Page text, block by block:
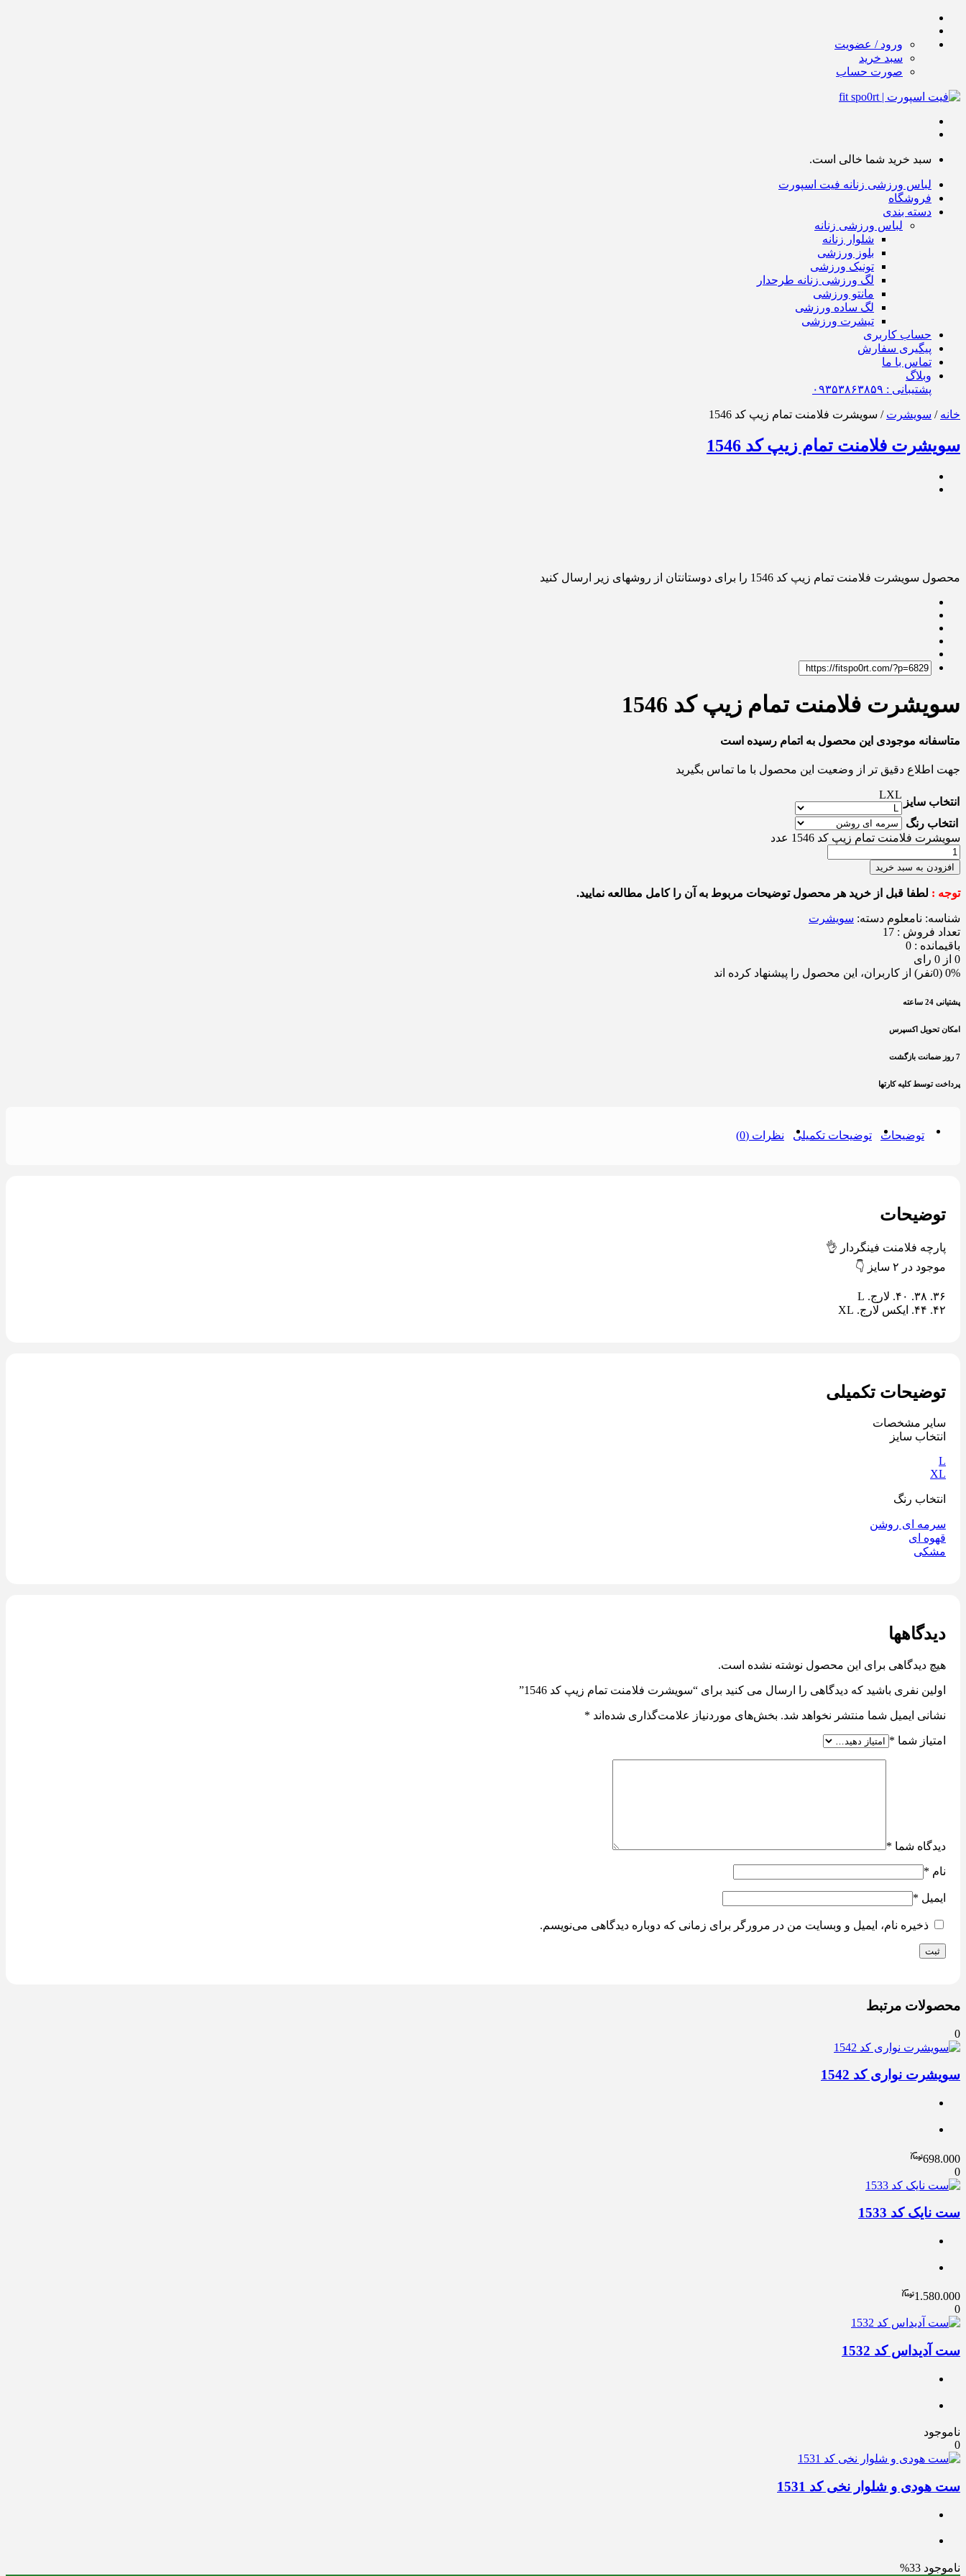
ورود / عضویت
سبد خرید
صورت حساب
سبد خرید شما خالی است.
لباس ورزشی زنانه فیت اسپورت
فروشگاه
دسته بندی
لباس ورزشی زنانه
شلوار زنانه
بلوز ورزشی
تونیک ورزشی
لگ ورزشی زنانه طرحدار
مانتو ورزشی
لگ ساده ورزشی
تیشرت ورزشی
حساب کاربری
پیگیری سفارش
تماس با ما
وبلاگ
پشتیبانی : ٠٩٣۵٣٨۶٣٨۵٩
خانه / سویشرت / سویشرت فلامنت تمام زیپ کد 1546
سویشرت فلامنت تمام زیپ کد 1546
محصول سویشرت فلامنت تمام زیپ کد 1546 را برای دوستانتان از روشهای زیر ارسال کنید
سویشرت فلامنت تمام زیپ کد 1546
متاسفانه موجودی این محصول به اتمام رسیده است
جهت اطلاع دقیق تر از وضعیت این محصول با ما تماس بگیرید
انتخاب سایز
LXL
انتخاب رنگ
سویشرت فلامنت تمام زیپ کد 1546 عدد
افزودن به سبد خرید
توجه : لطفا قبل از خرید هر محصول توضیحات مربوط به آن را کامل مطالعه نمایید.
شناسه: نامعلوم دسته: سویشرت
تعداد فروش : 17
باقیمانده : 0
0 از 0 رای
0% (0نفر) از کاربران، این محصول را پیشنهاد کرده اند
پشتیانی 24 ساعته
امکان تحویل اکسپرس
7 روز ضمانت بازگشت
پرداخت توسط کلیه کارتها
توضیحات توضیحات تکمیلی نظرات (0)
توضیحات
پارچه فلامنت فینگردار 👌
موجود در ٢ سایز 👇
٣۶. ٣٨. ۴٠. لارج. L
۴٢. ۴۴. ایکس لارج. XL
توضیحات تکمیلی
سایر مشخصات
انتخاب سایز
L
XL
انتخاب رنگ
سرمه ای روشن
قهوه ای
مشکی
دیدگاهها
هیچ دیدگاهی برای این محصول نوشته نشده است.
اولین نفری باشید که دیدگاهی را ارسال می کنید برای “سویشرت فلامنت تمام زیپ کد 1546”
نشانی ایمیل شما منتشر نخواهد شد. بخش‌های موردنیاز علامت‌گذاری شده‌اند *
امتیاز شما *
دیدگاه شما *
نام *
ایمیل *
ذخیره نام، ایمیل و وبسایت من در مرورگر برای زمانی که دوباره دیدگاهی می‌نویسم.
محصولات مرتبط
0
سویشرت نواری کد 1542
698.000
0
ست نایک کد 1533
1.580.000
0
ست آدیداس کد 1532
ناموجود
0
ست هودی و شلوار نخی کد 1531
ناموجود 33%